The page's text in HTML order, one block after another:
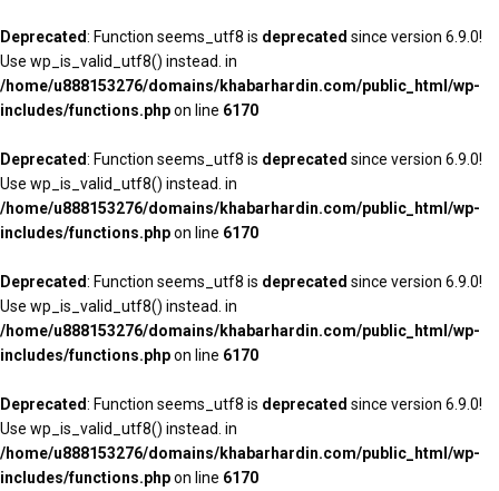
Deprecated: Function seems_utf8 is deprecated since version 6.9.0!
Use wp_is_valid_utf8() instead. in
/home/u888153276/domains/khabarhardin.com/public_html/wp-
includes/functions.phpon line 6170
Deprecated: Function seems_utf8 is deprecated since version 6.9.0!
Use wp_is_valid_utf8() instead. in
/home/u888153276/domains/khabarhardin.com/public_html/wp-
includes/functions.phpon line 6170
Deprecated: Function seems_utf8 is deprecated since version 6.9.0!
Use wp_is_valid_utf8() instead. in
/home/u888153276/domains/khabarhardin.com/public_html/wp-
includes/functions.phpon line 6170
Deprecated: Function seems_utf8 is deprecated since version 6.9.0!
Use wp_is_valid_utf8() instead. in
/home/u888153276/domains/khabarhardin.com/public_html/wp-
includes/functions.phpon line 6170